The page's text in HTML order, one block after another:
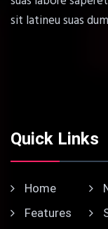
sit latineu suas
Quick Links
Home
Features